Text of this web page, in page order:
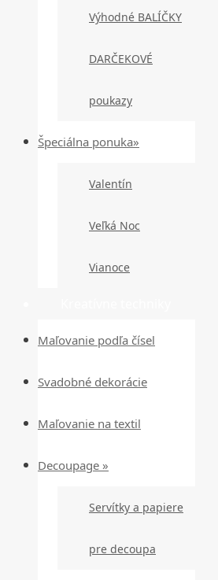
Výhodné BALÍČKY
DARČEKOVÉ
poukazy
Špeciálna ponuka»
Valentín
Veľká Noc
Vianoce
Maľovanie podľa čísel
Svadobné dekorácie
Maľovanie na textil
Decoupage »
Servítky a papiere
pre decoupa